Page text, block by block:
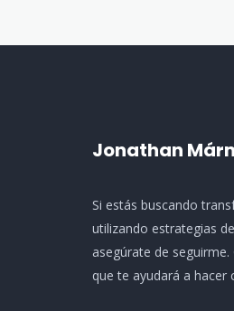
Jonathan
Si estás buscando
utilizando estrategias
asegúrate de
que te ayudará a hacer